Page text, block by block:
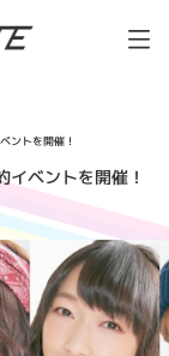
ントを開催！
ベントを開催！